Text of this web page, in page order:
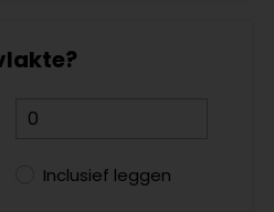
Inclusief leggen